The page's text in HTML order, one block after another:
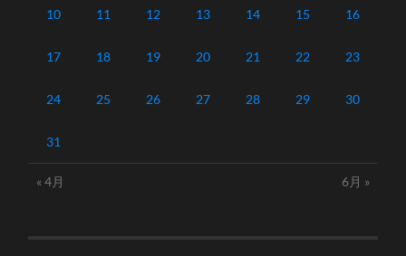
10 11 12 13 14 15 16
17 18 19 20 21 22 23
24 25 26 27 28 29 30
31
« 4月 6月 »